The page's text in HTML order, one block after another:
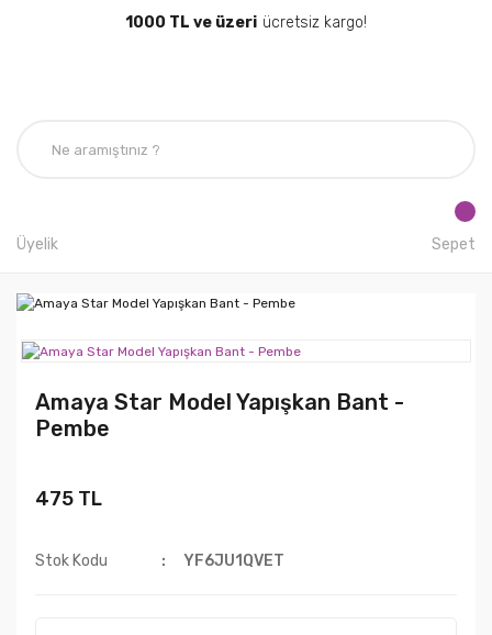
1000 TL ve üzeri ücretsiz kargo!
Üyelik Sepet
Amaya Star Model Yapışkan Bant -
Pembe
475 TL
Stok Kodu YF6JU1QVET